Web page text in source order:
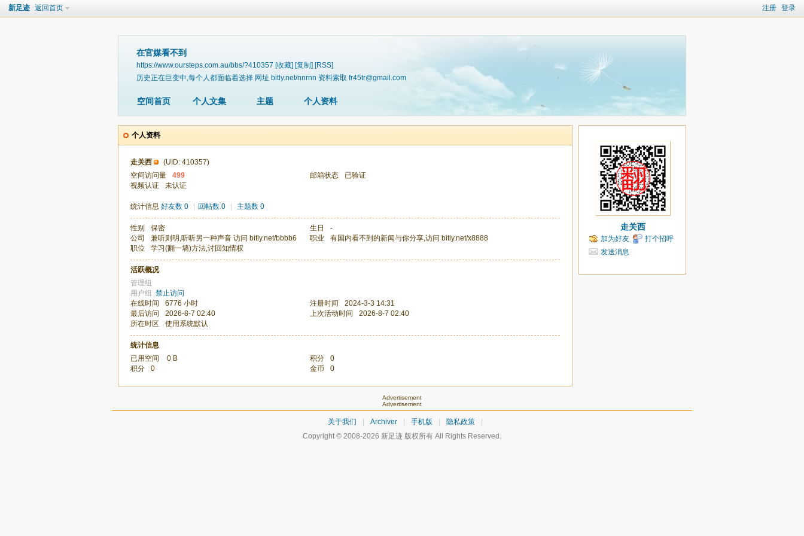
注册 登录
新足迹 返回首页
在官媒看不到
https://www.oursteps.com.au/bbs/?410357 [收藏] [复制] [RSS]
历史正在巨变中,每个人都面临着选择 网址 bitly.net/nnrnn 资料索取 fr45tr@gmail.com
空间首页 个人文集 主题 个人资料
个人资料
走关西
(UID: 410357)
空间访问量
499 邮箱状态
已验证
视频认证
未认证
统计信息 好友数 0 回帖数 0 主题数 0
性别 保密 生日
-
公司
兼听则明,听听另一种声音 访问 bitly.net/bbbb6 职业
有国内看不到的新闻与你分享,访问 bitly.net/x8888
职位
学习(翻一墙)方法,讨回知情权
活跃概况
管理组
用户组 禁止访问
在线时间
6776 小时 注册时间
2024-3-3 14:31
最后访问
2026-8-7 02:40 上次活动时间
2026-8-7 02:40
所在时区
使用系统默认
统计信息
已用空间
0 B 积分
0
积分
0 金币 0
走关西
加为好友
打个招呼
发送消息
Advertisement
Advertisement
关于我们 Archiver 手机版 隐私政策
Copyright © 2008-2026 新足迹 版权所有 All Rights Reserved.